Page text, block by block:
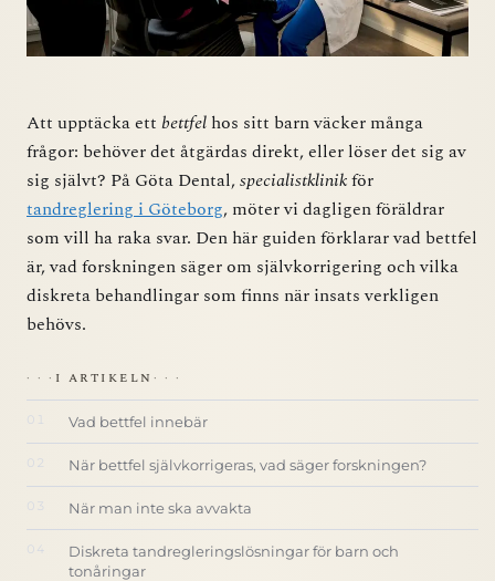
Att upptäcka ett bettfel hos sitt barn väcker många
frågor: behöver det åtgärdas direkt, eller löser det sig av
sig självt? På Göta Dental,specialistklinikför
tandreglering i Göteborg, möter vi dagligen föräldrar
som vill ha raka svar. Den här guiden förklarar vad bettfel
är, vad forskningen säger om självkorrigering och vilka
diskreta behandlingar som finns när insats verkligen
behövs.
I ARTIKELN
Vad bettfel innebär
När bettfel självkorrigeras, vad säger forskningen?
När man inte ska avvakta
Diskreta tandregleringslösningar för barn och
tonåringar